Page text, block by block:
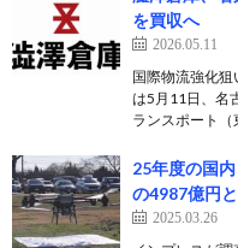
を買収へ
2026.05.11
国際物流強化
は5月11日、名
ランスポート
25年度の国
の4987億円
2025.03.26